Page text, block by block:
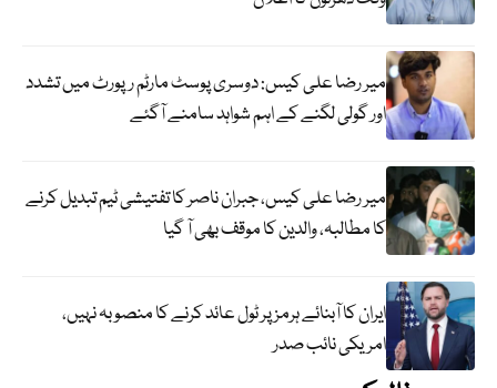
میر رضا علی کیس: دوسری پوسٹ مارٹم رپورٹ میں تشدد
اور گولی لگنے کے اہم شواہد سامنے آگئے
میر رضا علی کیس، جبران ناصر کا تفتیشی ٹیم تبدیل کرنے
کا مطالبہ، والدین کا موقف بھی آ گیا
ایران کا آبنائے ہرمز پر ٹول عائد کرنے کا منصوبہ نہیں،
امریکی نائب صدر